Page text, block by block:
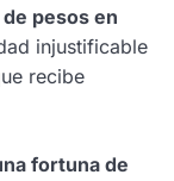
pesos en
injustificable
recibe
fortuna de